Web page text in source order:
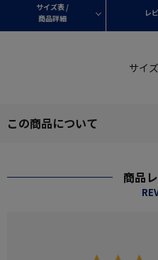
サイズ表 /
商品詳細
レ
サイ
この商品について
商品